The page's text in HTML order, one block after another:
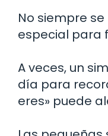
No siempre
especial para
A veces, un
día para
eres» puede